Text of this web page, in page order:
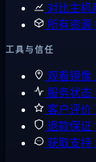
对比主机
所有资源
工具与信任
观看镜像
服务状态
客户评价
退款保证
获取支持